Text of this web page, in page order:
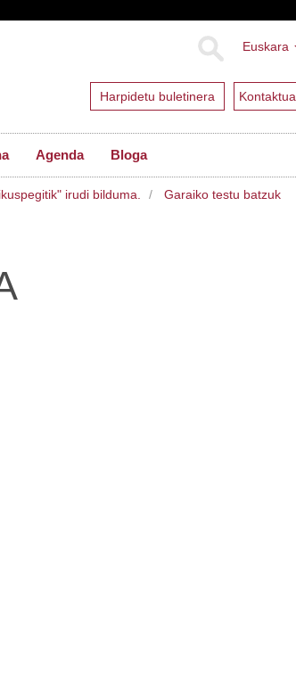
Euskara
Harpidetu buletinera Kontaktua
Agenda Bloga
irudi bilduma.
Garaiko testu batzuk